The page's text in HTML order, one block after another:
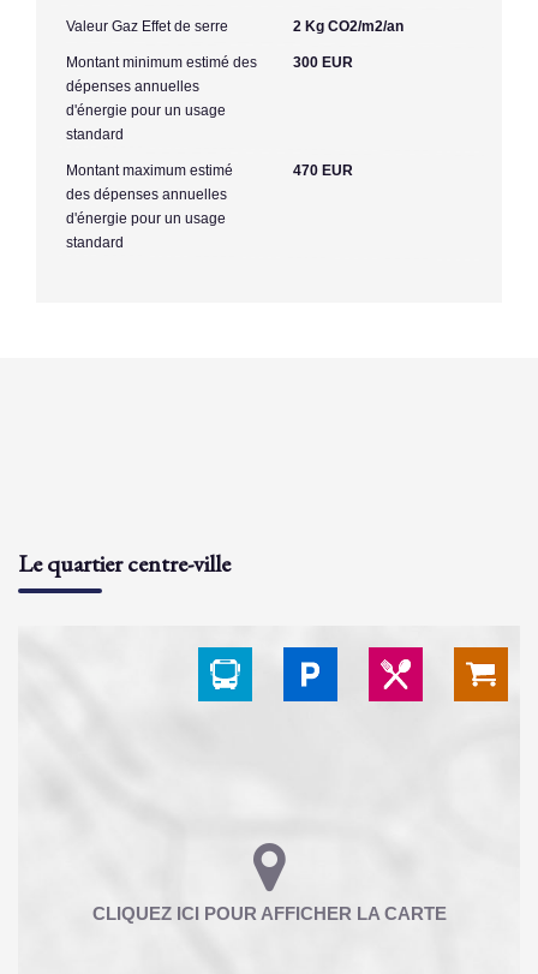
Valeur Gaz Effet de serre 2 Kg CO2/m2/an
Montant minimum estimé des
dépenses annuelles
d'énergie pour un usage
standard
300 EUR
Montant maximum estimé
des dépenses annuelles
d'énergie pour un usage
standard
470 EUR
Le quartier centre-ville